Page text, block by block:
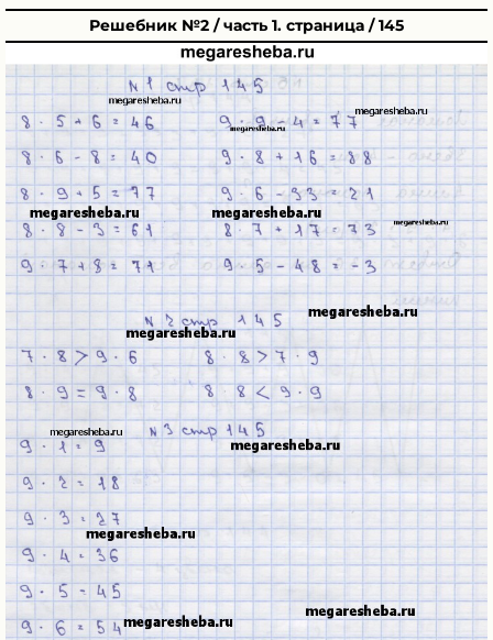
Решебник №2 / часть 1. страница / 145